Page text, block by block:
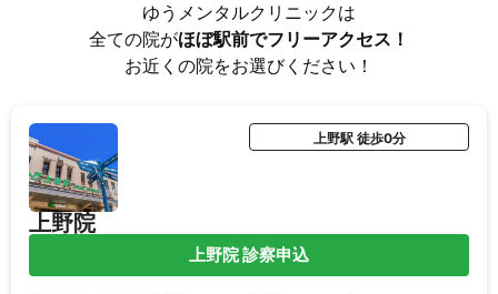
ゆうメンタルクリニックは
全ての院がほぼ駅前でフリーアクセス！
お近くの院をお選びください！
上野院
上野駅 徒歩0分
上野院 診察申込